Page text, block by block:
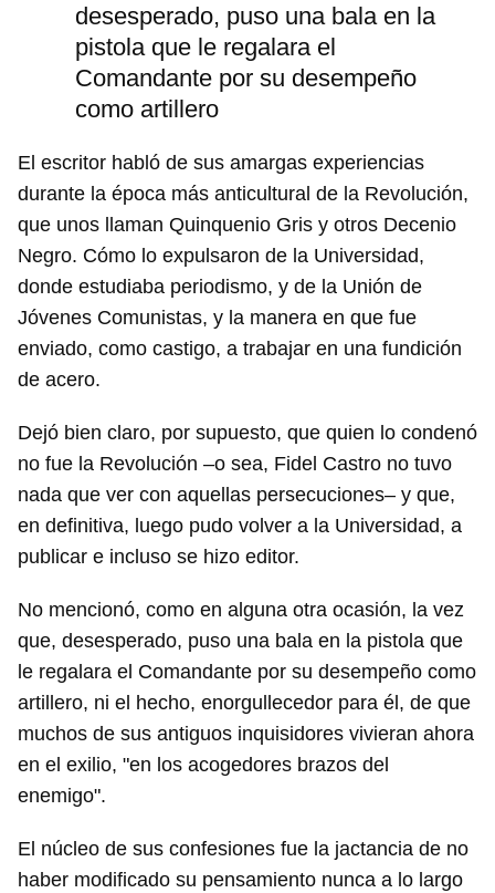
desesperado, puso una bala en la
pistola que le regalara el
Comandante por su desempeño
como artillero
El escritor habló de sus amargas experiencias
durante la época más anticultural de la Revolución,
que unos llaman Quinquenio Gris y otros Decenio
Negro. Cómo lo expulsaron de la Universidad,
donde estudiaba periodismo, y de la Unión de
Jóvenes Comunistas, y la manera en que fue
enviado, como castigo, a trabajar en una fundición
de acero.
Dejó bien claro, por supuesto, que quien lo condenó
no fue la Revolución –o sea, Fidel Castro no tuvo
nada que ver con aquellas persecuciones– y que,
en definitiva, luego pudo volver a la Universidad, a
publicar e incluso se hizo editor.
No mencionó, como en alguna otra ocasión, la vez
que, desesperado, puso una bala en la pistola que
le regalara el Comandante por su desempeño como
artillero, ni el hecho, enorgullecedor para él, de que
muchos de sus antiguos inquisidores vivieran ahora
en el exilio, "en los acogedores brazos del
enemigo".
El núcleo de sus confesiones fue la jactancia de no
haber modificado su pensamiento nunca a lo largo